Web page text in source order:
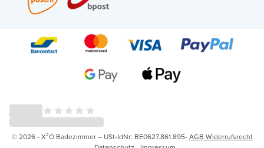
© 2026 - X²O Badezimmer – USt-IdNr: BE0627.861.895-AGB Widerrufsrecht